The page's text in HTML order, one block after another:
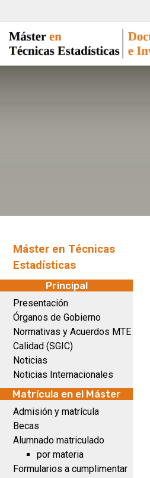
Máster en Técnicas
Estadísticas
Principal
Presentación
Órganos de Gobierno
Normativas y Acuerdos MTE
Calidad (SGIC)
Noticias
Noticias Internacionales
Matrícula en el Máster
Admisión y matrícula
Becas
Alumnado matriculado
por materia
Formularios a cumplimentar